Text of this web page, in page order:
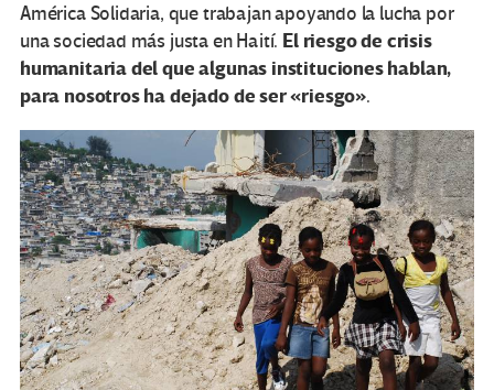
América Solidaria, que trabajan apoyando la lucha por
una sociedad más justa en Haití. El riesgo de crisis
humanitaria del que algunas instituciones hablan,
para nosotros ha dejado de ser «riesgo».